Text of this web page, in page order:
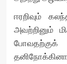
ஈரறிவும்
அவற்றினும்